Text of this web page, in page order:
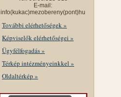
E-mail:
info(kukac)mezobereny(pont)hu
További elérhetőségek »
Képviselők elérhetőségei »
Ügyfélfogadás »
Térkép intézményeinkkel »
Oldaltérkép »